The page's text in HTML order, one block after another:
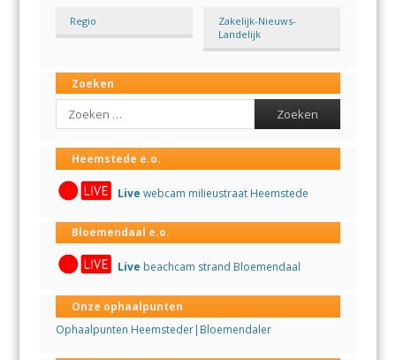
Regio
Zakelijk-Nieuws-
Landelijk
Zoeken
Search
Heemstede e.o.
Live webcam milieustraat Heemstede
Bloemendaal e.o.
Live beachcam strand Bloemendaal
Onze ophaalpunten
Ophaalpunten Heemsteder|Bloemendaler